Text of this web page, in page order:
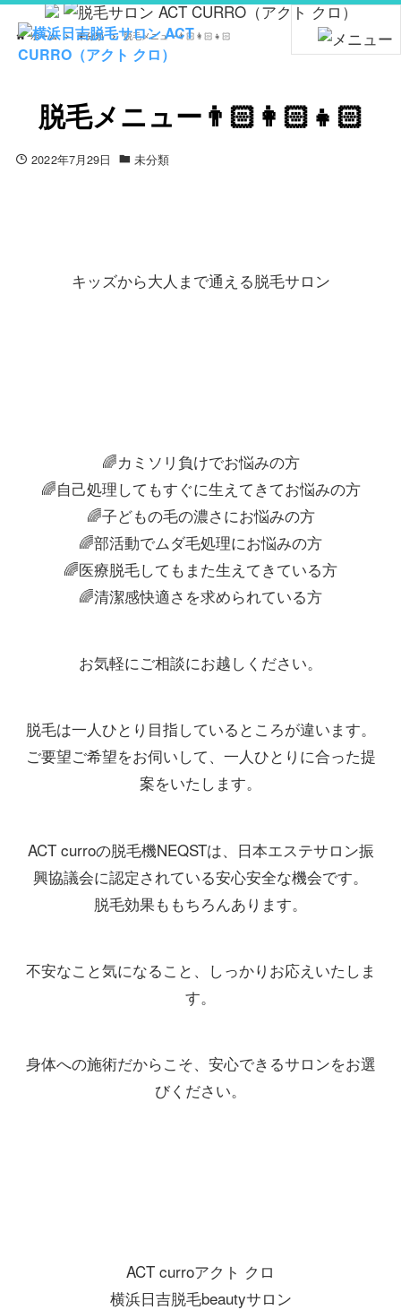
ホーム 未分類 脱毛メニュー👨🏻👩🏻👧🏻
脱毛メニュー👨🏻👩🏻👧🏻
2022年7月29日 未分類
キッズから大人まで通える脱毛サロン
🌈カミソリ負けでお悩みの方
🌈自己処理してもすぐに生えてきてお悩みの方
🌈子どもの毛の濃さにお悩みの方
🌈部活動でムダ毛処理にお悩みの方
🌈医療脱毛してもまた生えてきている方
🌈清潔感快適さを求められている方
お気軽にご相談にお越しください。
脱毛は一人ひとり目指しているところが違います。
ご要望ご希望をお伺いして、一人ひとりに合った提
案をいたします。
ACT curroの脱毛機NEQSTは、日本エステサロン振
興協議会に認定されている安心安全な機会です。
脱毛効果ももちろんあります。
不安なこと気になること、しっかりお応えいたしま
す。
身体への施術だからこそ、安心できるサロンをお選
びください。
ACT curroアクト クロ
横浜日吉脱毛beautyサロン